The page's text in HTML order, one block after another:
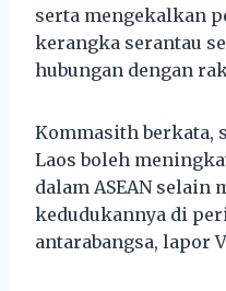
serta mengekalkan
kerangka serantau
hubungan dengan
Kommasith berkata,
Laos boleh
dalam ASEAN selain
kedudukannya di
antarabangsa, lapor